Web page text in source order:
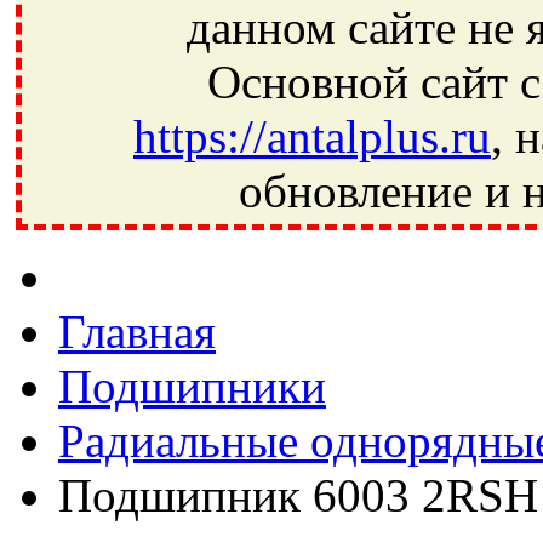
данном сайте не
Основной сайт
https://antalplus.ru,
обновление и
Ивантеевка, подшипники, пневматика, метизы, техника,
Главная
Подшипники
Радиальные
Подшипник 6003 2RSH